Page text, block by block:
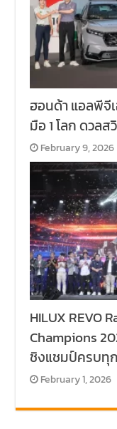
ฮอนด้า แอลพีจี
มือ 1 โลก ดวล
February 9, 2026
HILUX REVO
Champions
ชิงแชมป์ครบทุ
February 1, 2026